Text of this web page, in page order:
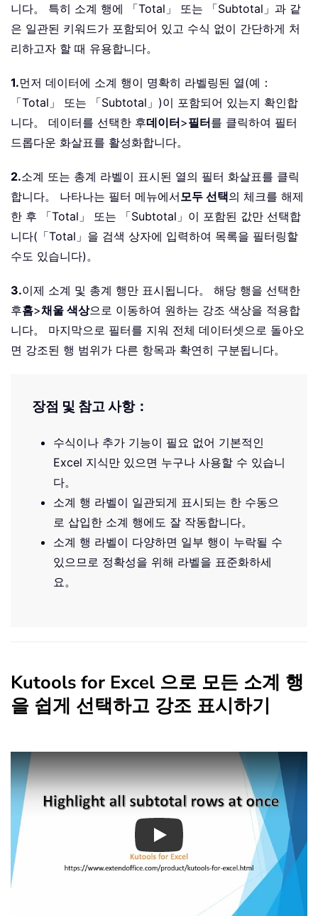
니다。 특히 소계 행에 「Total」 또는 「Subtotal」과 같
은 일관된 키워드가 포함되어 있고 수식 없이 간단하게 처
리하고자 할 때 유용합니다。
1.먼저 데이터에 소계 행이 명확히 라벨링된 열(예：
「Total」 또는 「Subtotal」)이 포함되어 있는지 확인합
니다。 데이터를 선택한 후데이터>필터를 클릭하여 필터
드롭다운 화살표를 활성화합니다。
2.소계 또는 총계 라벨이 표시된 열의 필터 화살표를 클릭
합니다。 나타나는 필터 메뉴에서모두 선택의 체크를 해제
한 후 「Total」 또는 「Subtotal」이 포함된 값만 선택합
니다(「Total」을 검색 상자에 입력하여 목록을 필터링할
수도 있습니다)。
3.이제 소계 및 총계 행만 표시됩니다。 해당 행을 선택한
후홈>채울 색상으로 이동하여 원하는 강조 색상을 적용합
니다。 마지막으로 필터를 지워 전체 데이터셋으로 돌아오
면 강조된 행 범위가 다른 항목과 확연히 구분됩니다。
장점 및 참고 사항：
수식이나 추가 기능이 필요 없어 기본적인
Excel 지식만 있으면 누구나 사용할 수 있습니
다。
소계 행 라벨이 일관되게 표시되는 한 수동으
로 삽입한 소계 행에도 잘 작동합니다。
소계 행 라벨이 다양하면 일부 행이 누락될 수
있으므로 정확성을 위해 라벨을 표준화하세
요。
Kutools for Excel 으로 모든 소계 행
을 쉽게 선택하고 강조 표시하기
Play